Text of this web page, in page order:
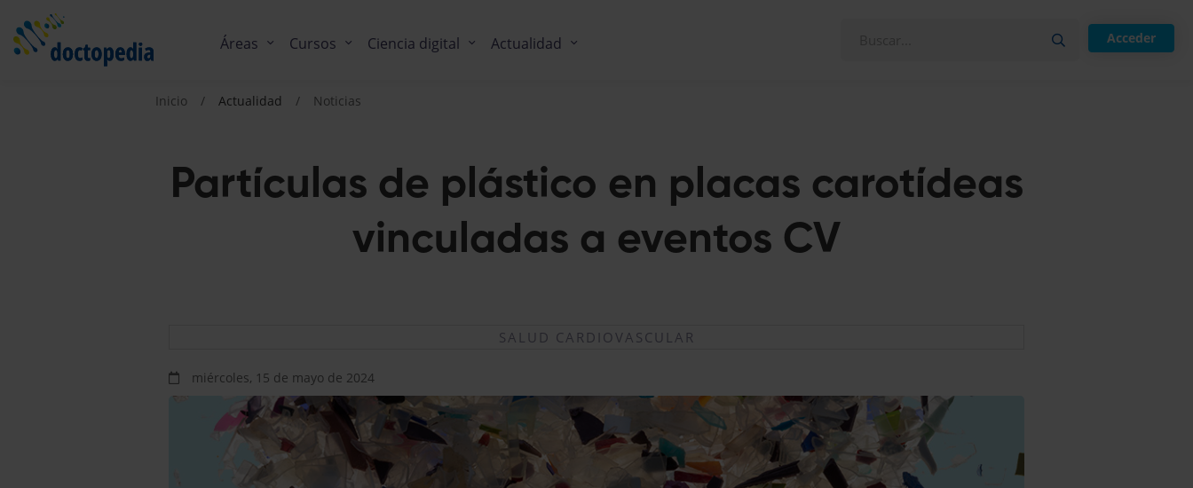
Áreas Cursos Ciencia digital Actualidad Acceder
Partículas de plástico en placas carotídeas
vinculadas a eventos CV
Inicio Actualidad Noticias
SALUD CARDIOVASCULAR
miércoles, 15 de mayo de 2024